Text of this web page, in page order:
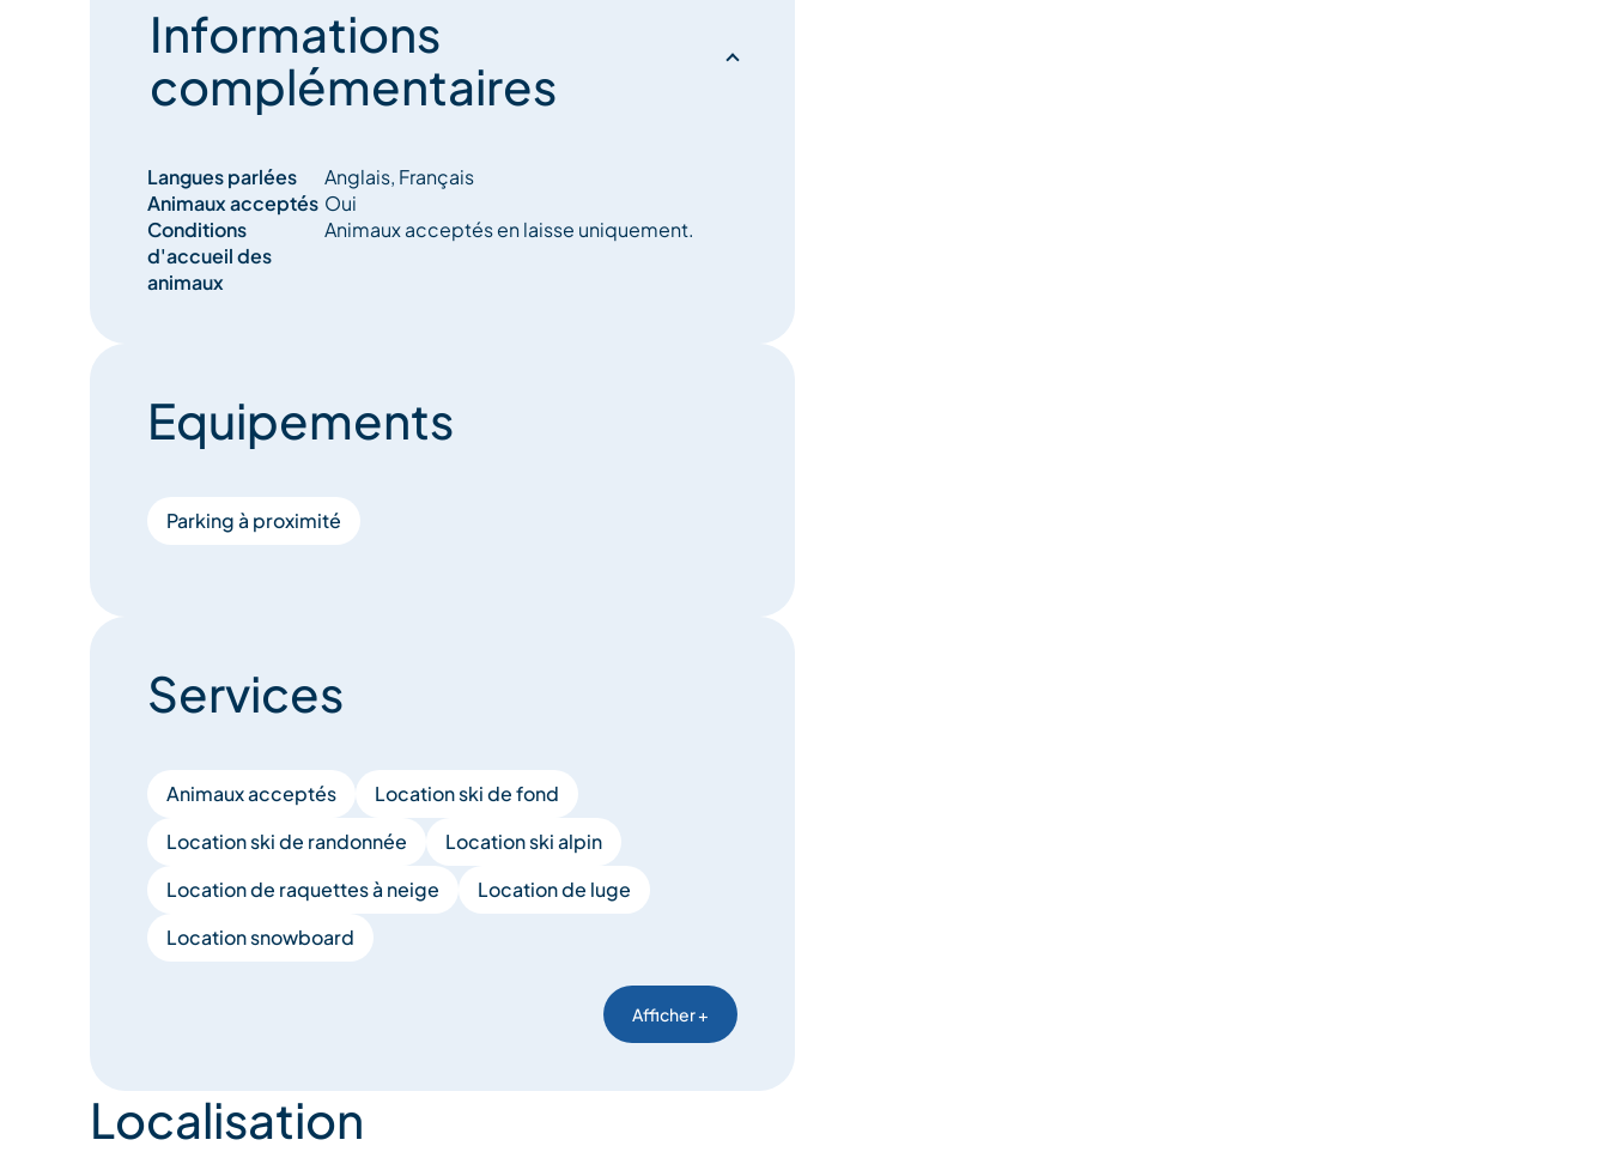
Informations
complémentaires
Langues parlées
Anglais, Français
Animaux acceptés Oui
Conditions
d'accueil des
animaux
Animaux acceptés en laisse uniquement.
Equipements
Parking à proximité
Services
Animaux acceptés
Location ski de fond
Location ski de randonnée
Location ski alpin
Location de raquettes à neige
Location de luge
Location snowboard
Afficher +
Localisation